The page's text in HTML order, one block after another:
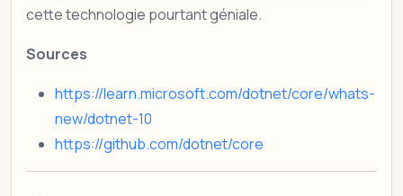
cette technologie pourtant géniale.
Sources
https://learn.microsoft.com/dotnet/core/whats-
new/dotnet-10
https://github.com/dotnet/core